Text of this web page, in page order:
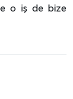
o iş de bize